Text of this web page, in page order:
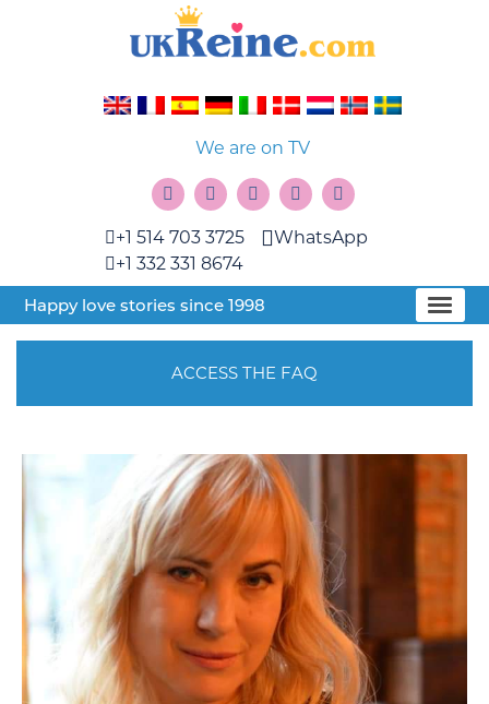
We are on TV
+1 514 703 3725
+1 332 331 8674
WhatsApp
Happy love stories since 1998
ACCESS THE FAQ